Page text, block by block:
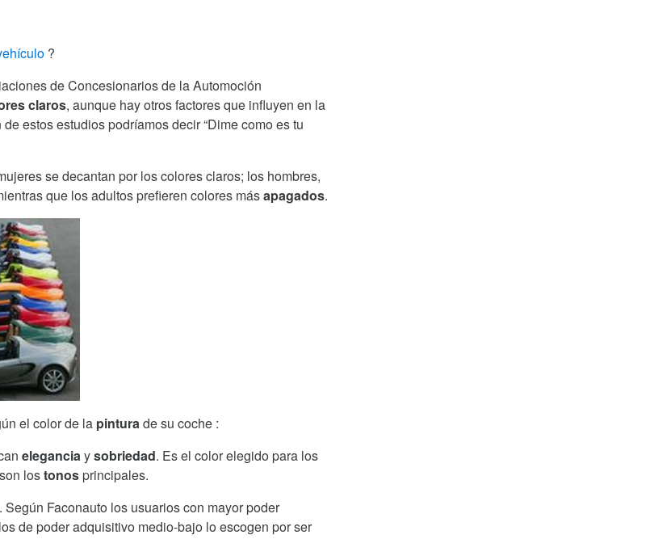
?
de Concesionarios de la Automoción
claros, aunque hay otros factores que influyen en la
estos estudios podríamos decir “Dime como es tu
se decantan por los colores claros; los hombres,
que los adultos prefieren colores másapagados.
el color de la pintura de su coche :
elegancia ysobriedad. Es el color elegido para los
lostonosprincipales.
Faconauto los usuarios con mayor poder
de poder adquisitivo medio-bajo lo escogen por ser